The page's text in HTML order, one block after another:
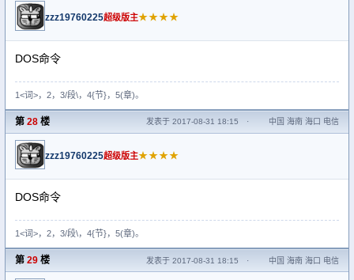
zzz19760225超级版主★★★★
DOS命令
1<词>，2，3/段\，4{节}，5(章)。
第 28 楼 发表于 2017-08-31 18:15 · 中国 海南 海口 电信
zzz19760225超级版主★★★★
DOS命令
1<词>，2，3/段\，4{节}，5(章)。
第 29 楼 发表于 2017-08-31 18:15 · 中国 海南 海口 电信